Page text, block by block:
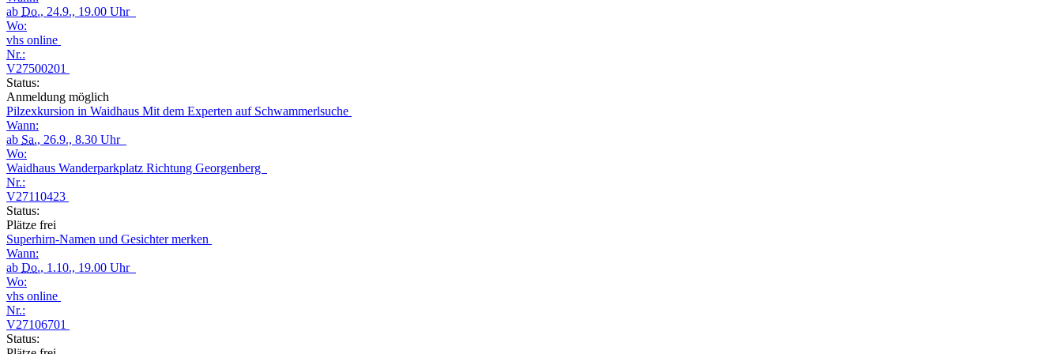
ab Do., 24.9., 19.00 Uhr
Wo:
vhs online
Nr.:
V27500201
Status:
Anmeldung möglich
Pilzexkursion in Waidhaus Mit dem Experten auf Schwammerlsuche
Wann:
ab Sa., 26.9., 8.30 Uhr
Wo:
Waidhaus Wanderparkplatz Richtung Georgenberg
Nr.:
V27110423
Status:
Plätze frei
Superhirn-Namen und Gesichter merken
Wann:
ab Do., 1.10., 19.00 Uhr
Wo:
vhs online
Nr.:
V27106701
Status: